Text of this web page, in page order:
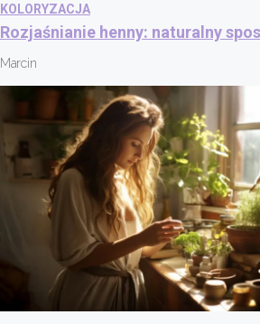
KOLORYZACJA
Rozjaśnianie henny: naturalny
Marcin